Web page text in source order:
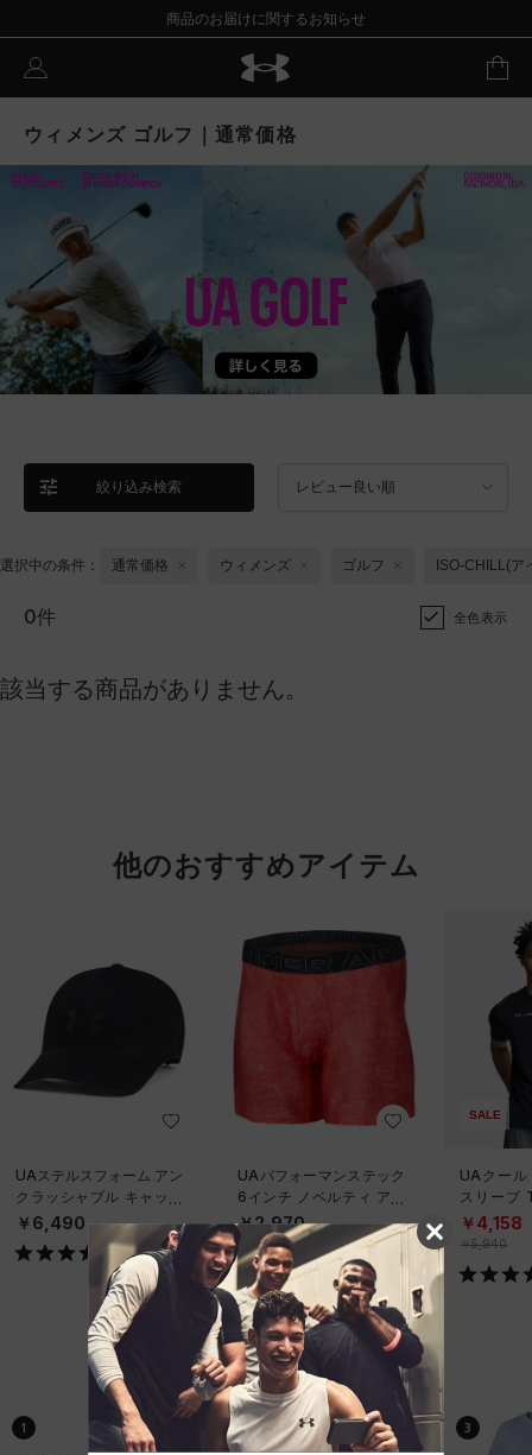
商品のお届けに関するお知らせ
ウィメンズ ゴルフ｜通常価格
絞り込み検索 レビュー良い順
選択中の条件： 通常価格 ウィメンズ ゴルフ ISO-CHILL(ア
0件 全色表示
該当する商品がありません。
他のおすすめアイテム
UAステルスフォーム アン
クラッシャブル キャップ
（ライフスタイル/UNISE
￥6,490
UAパフォーマンステック
6インチ ノベルティ アン
ダーウェア（トレーニン
グ/MEN）
￥2,970
SALE
UAクール
スリーブ
ーニング/
￥4,158
￥5,940
ベストセラー
1 2 3